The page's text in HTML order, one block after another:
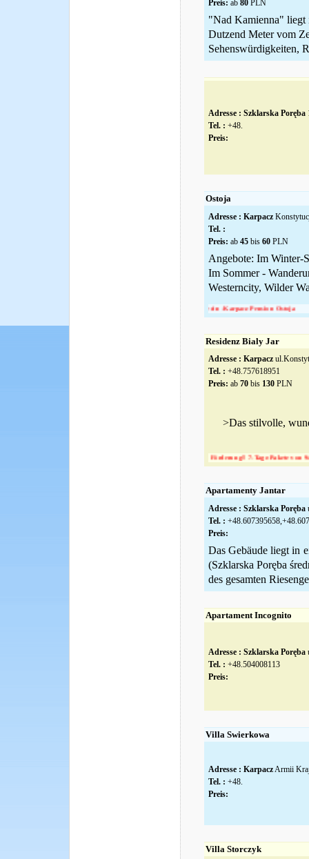
Preis: ab 80PLN
"Nad Kamienna" liegt
Dutzend Meter vom
Sehenswürdigkeiten,
Adresse : Szklarska Poręba
Tel. : +48.
Preis:
Ostoja
Adresse : Karpacz
Tel. :
Preis: ab 45bis 60PLN
Angebote: Im Winter-
Im Sommer -
Westerncity, Wilder
Wir laden Sie ein -Karpacz Pension Ostoja
Residenz Bialy Jar
Adresse : Karpacz
Tel. : +48.757618951
Preis: ab 70bis 130PLN
>Das stilvolle,
Super Urlaub Förderung!! 7-Tage-Pakete von 940 zł
Apartamenty Jantar
Adresse : Szklarska Poręba
Tel. :
Preis:
Das Gebäude liegt in
(Szklarska Poręba
des gesamten
Apartament Incognito
Adresse : Szklarska Poręba
Tel. : +48.504008113
Preis:
Villa Swierkowa
Adresse : KarpaczArmii
Tel. : +48.
Preis:
Villa Storczyk